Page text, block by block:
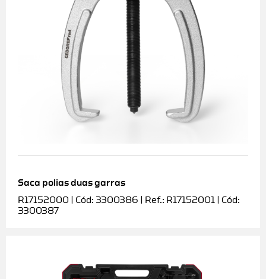
Saca polias duas garras
R17152000 | Cód: 3300386 | Ref.: R17152001 | Cód:
3300387